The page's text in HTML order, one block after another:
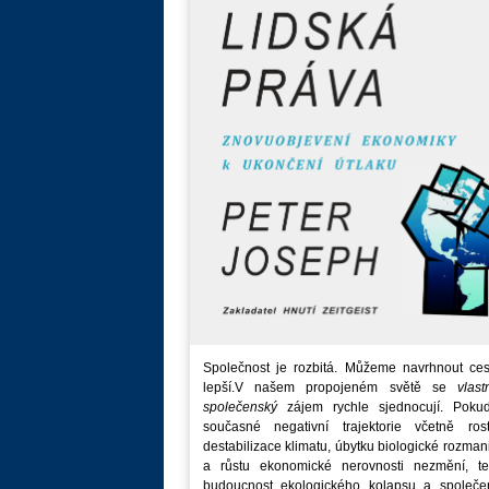
Společnost je rozbitá. Můžeme navrhnout
lepší.V našem propojeném světě se
společenskýzájem rychle sjednocují.
současné negativní trajektorie včetně
destabilizace klimatu, úbytku biologické
a růstu ekonomické nerovnosti nezmění,
budoucnost ekologického kolapsu a